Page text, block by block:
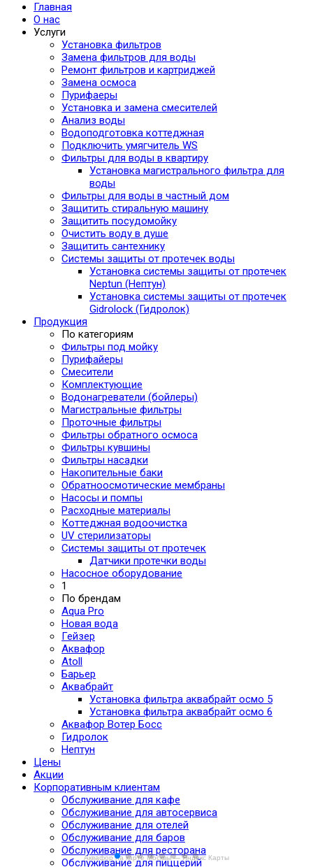
Аквафор на карте Москвы — Яндекс Карты
Главная
О нас
Услуги
Установка фильтров
Замена фильтров для воды
Ремонт фильтров и картриджей
Замена осмоса
Пурифаеры
Установка и замена смесителей
Анализ воды
Водоподготовка коттеджная
Подключить умягчитель WS
Фильтры для воды в квартиру
Установка магистрального фильтра для
воды
Фильтры для воды в частный дом
Защитить стиральную машину
Защитить посудомойку
Очистить воду в душе
Защитить сантехнику
Системы защиты от протечек воды
Установка системы защиты от протечек
Neptun (Нептун)
Установка системы защиты от протечек
Gidrolock (Гидролок)
Продукция
По категориям
Фильтры под мойку
Пурифайеры
Смесители
Комплектующие
Водонагреватели (бойлеры)
Магистральные фильтры
Проточные фильтры
Фильтры обратного осмоса
Фильтры кувшины
Фильтры насадки
Накопительные баки
Обратноосмотические мембраны
Насосы и помпы
Расходные материалы
Коттеджная водоочистка
UV стерилизаторы
Системы защиты от протечек
Датчики протечки воды
Насосное оборудование
1
По брендам
Aqua Pro
Новая вода
Гейзер
Аквафор
Atoll
Барьер
Аквабрайт
Установка фильтра аквабрайт осмо 5
Установка фильтра аквабрайт осмо 6
Аквафор Вотер Босс
Гидролок
Нептун
Цены
Акции
Корпоративным клиентам
Обслуживание для кафе
Обслуживание для автосервиса
Обслуживание для отелей
Обслуживание для баров
Обслуживание для ресторана
Обслуживание для пиццерий